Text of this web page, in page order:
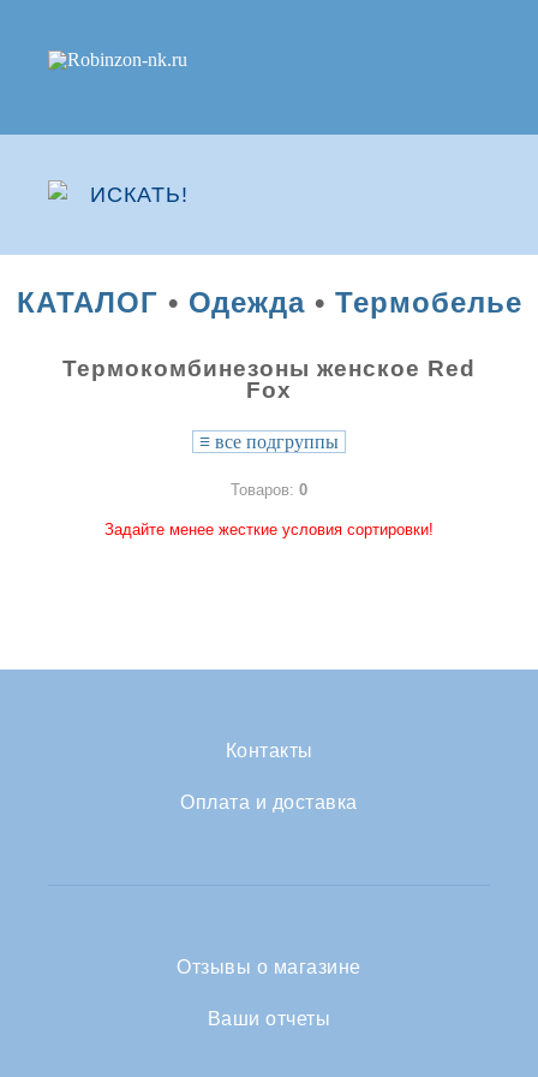
КАТАЛОГ • Одежда• Термобелье
Термокомбинезоны женское Red
Fox
≡ все подгруппы
Товаров: 0
Задайте менее жесткие условия сортировки!
Контакты
Оплата и доставка
Отзывы о магазине
Ваши отчеты